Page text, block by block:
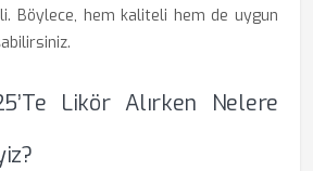
Böylece, hem kaliteli hem de uygun
Likör Alırken Nelere